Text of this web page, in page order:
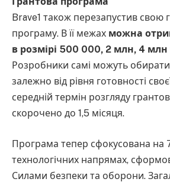
Brave1 також перезапустив свою
програму. В її межах можна
в розмірі 500 000, 2 млн, 4
Розробники самі можуть
залежно від рівня готовності
середній термін розгляду
скорочено до 1,5 місяця.
Програма тепер сфокусована на
технологічних напрямах,
Силами безпеки та оборони.